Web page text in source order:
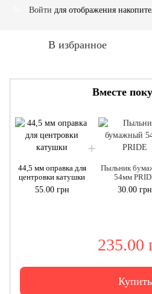
Войти для отображения
В избранное
Вместе
44,5 мм оправка для
центровки катушки
55.00 грн
Пыльник
54мм
30.00 грн
235.00
Купить